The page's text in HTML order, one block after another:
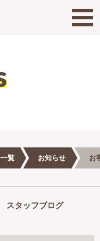
覧 お知らせ お
スタッフブログ